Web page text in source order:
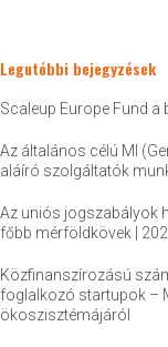
Legutóbbi bejegyzések
Scaleup Europe Fund
Az általános célú MI
aláíró szolgáltatók
Az uniós jogszabályok
főbb mérföldkövek |
Közfinanszírozású
foglalkozó startupok –
ökoszisztémájáról